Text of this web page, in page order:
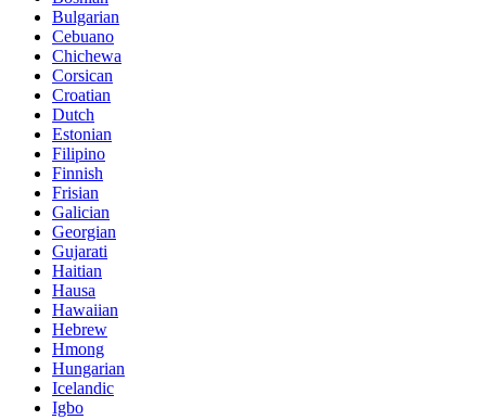
Bulgarian
Cebuano
Chichewa
Corsican
Croatian
Dutch
Estonian
Filipino
Finnish
Frisian
Galician
Georgian
Gujarati
Haitian
Hausa
Hawaiian
Hebrew
Hmong
Hungarian
Icelandic
Igbo